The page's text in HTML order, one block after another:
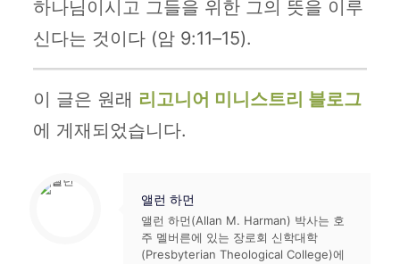
하나님이시고 그들을 위한 그의 뜻을 이루
신다는 것이다 (암 9:11–15).
이 글은 원래 리고니어 미니스트리 블로그
에 게재되었습니다.
앨런 하먼
앨런 하먼(Allan M. Harman) 박사는 호
주 멜버른에 있는 장로회 신학대학
(Presbyterian Theological College)에